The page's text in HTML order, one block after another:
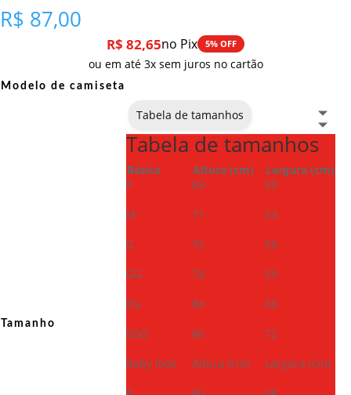
R$ 87,00
R$ 82,65no Pix 5% OFF
ou em até 3x sem juros no cartão
Modelo de camiseta
Tamanho
Tabela de tamanhos
Tabela de tamanhos
Básica Altura (cm)
Largura (cm)
P
69
50
M
71
53
G
72
56
GG
74
59
EG
84
66
EGG
86
72
Baby look
Altura (cm)
Largura (cm)